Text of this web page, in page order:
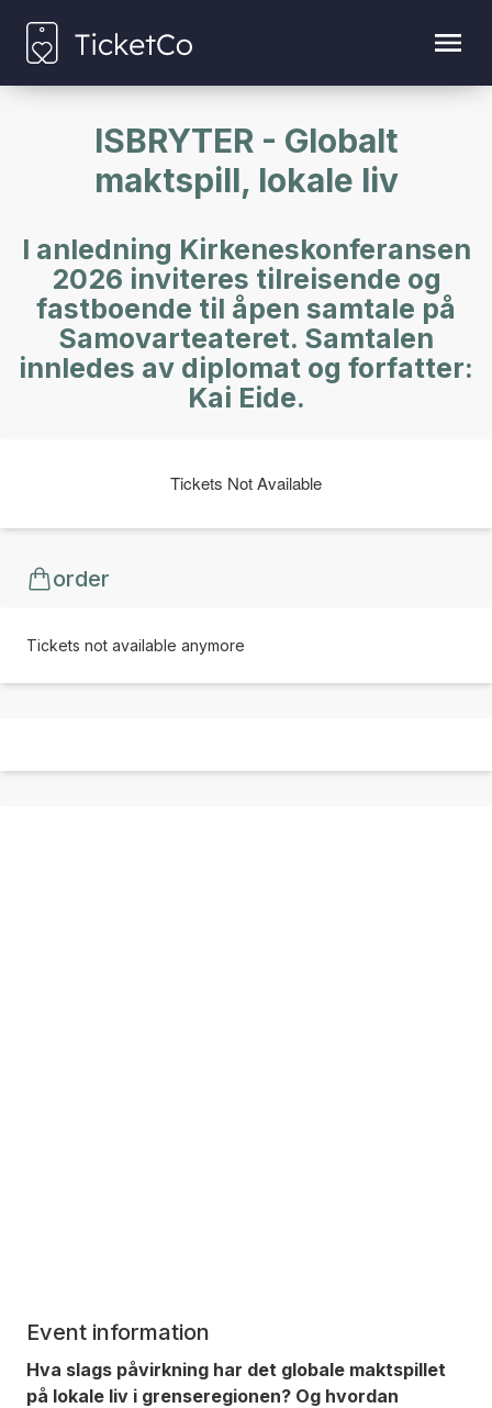
ISBRYTER - Globalt
maktspill, lokale liv
I anledning Kirkeneskonferansen
2026 inviteres tilreisende og
fastboende til åpen samtale på
Samovarteateret. Samtalen
innledes av diplomat og forfatter:
Kai Eide.
Tickets Not Available
order
Tickets not available anymore
Event information
Hva slags påvirkning har det globale maktspillet
på lokale liv i grenseregionen? Og hvordan